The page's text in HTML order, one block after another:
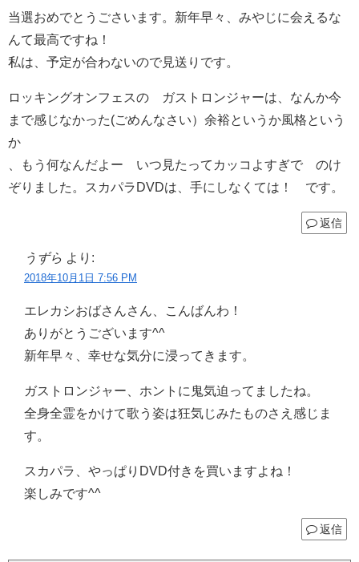
当選おめでとうごさいます。新年早々、みやじに会えるな
んて最高ですね！
私は、予定が合わないので見送りです。
ロッキングオンフェスの ガストロンジャーは、なんか今
まで感じなかった(ごめんなさい）余裕というか風格という
か
、もう何なんだよー いつ見たってカッコよすぎで のけ
ぞりました。スカパラDVDは、手にしなくては！ です。
返信
うずら より:
2018年10月1日 7:56 PM
エレカシおばさんさん、こんばんわ！
ありがとうございます^^
新年早々、幸せな気分に浸ってきます。
ガストロンジャー、ホントに鬼気迫ってましたね。
全身全霊をかけて歌う姿は狂気じみたものさえ感じま
す。
スカパラ、やっぱりDVD付きを買いますよね！
楽しみです^^
返信